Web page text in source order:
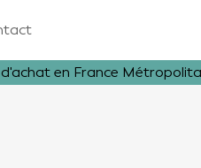
en France